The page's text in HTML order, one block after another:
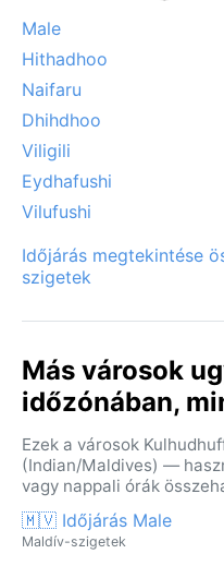
marad, és a búvárkodás,
Male
Hithadhoo
Naifaru
Dhihdhoo
Viligili
Eydhafushi
Vilufushi
Időjárás megtekintése
szigetek
Más városok
időzónában,
Ezek a városok
(Indian/Maldives) —
vagy nappali órák
🇲🇻 Időjárás Male
Maldív-szigetek